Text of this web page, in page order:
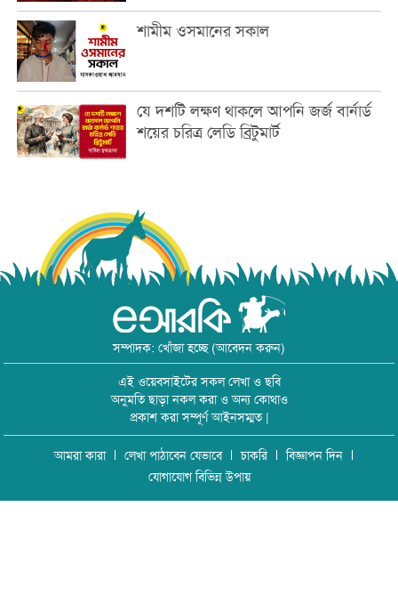
শামীম ওসমানের সকাল
যে দশটি লক্ষণ থাকলে আপনি জর্জ বার্নার্ড
শয়ের চরিত্র লেডি ব্রিটুমার্ট
সম্পাদক: খোঁজা হচ্ছে (আবেদন করুন)
এই ওয়েবসাইটের সকল লেখা ও ছবি
অনুমতি ছাড়া নকল করা ও অন্য কোথাও
প্রকাশ করা সম্পূর্ণ আইনসম্মত |
আমরা কারা লেখা পাঠাবেন যেভাবে চাকরি
বিজ্ঞাপন দিন
যোগাযোগ বিভিন্ন উপায়